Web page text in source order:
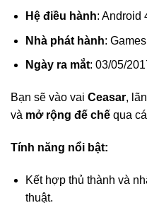
Hệ điều hành: Android
Nhà phát hành:
Ngày ra mắt: 03/05/
Bạn sẽ vào vai Ceasar,
và mở rộng đế chế qua
Tính năng nổi bật:
Kết hợp thủ thành và
thuật.